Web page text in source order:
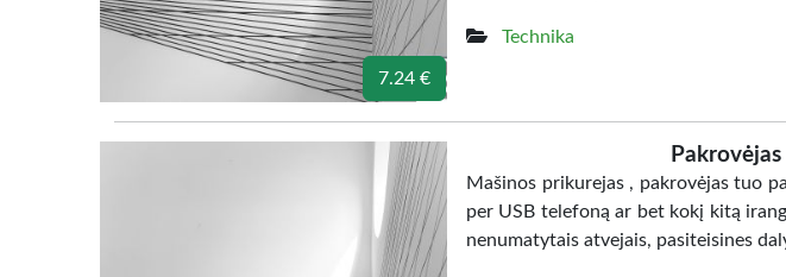
7.24 €
Technika
Mašinos prikurejas , pakrovėjas tuo
per USB telefoną ar bet kokį kitą
nenumatytais atvejais, pasiteisines